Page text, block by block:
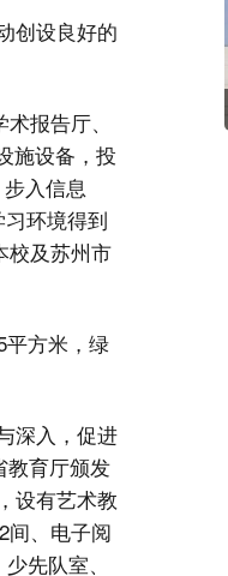
创设良好的
报告厅、
施设备，投
入信息
环境得到
校及苏州市
平方米，绿
深入，促进
教育厅颁发
设有艺术教
间、电子阅
先队室、